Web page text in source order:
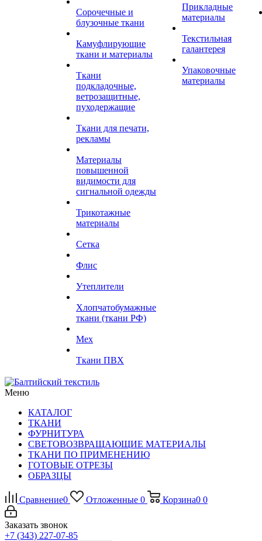
Сорочечные и
блузочные ткани
Камуфлирующие
ткани и материалы
Ткани
подкладочные,
ветрозащитные,
пуходержащие
Ткани для печати,
рекламы
Материалы
повышенной
видимости для
сигнальной одежды
Трикотажные
материалы
Сетка
Флис
Утеплители
Хлопчатобумажные
ткани (ткани РФ)
Мех
Ткани ПВХ
Прикладные
материалы
Текстильная
галантерея
Упаковочные
материалы
Меню
КАТАЛОГ
ТКАНИ
ФУРНИТУРА
СВЕТОВОЗВРАЩАЮЩИЕ МАТЕРИАЛЫ
ТКАНИ ПО ПРИМЕНЕНИЮ
ГОТОВЫЕ ОТРЕЗЫ
ОБРАЗЦЫ
Сравнение0 Отложенные 0 Корзина0 0
Заказать звонок
+7 (343) 227-07-85